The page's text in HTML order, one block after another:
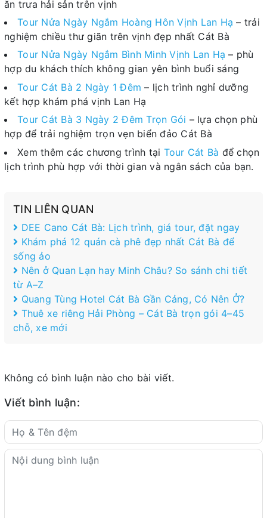
ăn trưa hải sản trên vịnh
Tour Nửa Ngày Ngắm Hoàng Hôn Vịnh Lan Hạ – trải
nghiệm chiều thư giãn trên vịnh đẹp nhất Cát Bà
Tour Nửa Ngày Ngắm Bình Minh Vịnh Lan Hạ – phù
hợp du khách thích không gian yên bình buổi sáng
Tour Cát Bà 2 Ngày 1 Đêm – lịch trình nghỉ dưỡng
kết hợp khám phá vịnh Lan Hạ
Tour Cát Bà 3 Ngày 2 Đêm Trọn Gói – lựa chọn phù
hợp để trải nghiệm trọn vẹn biển đảo Cát Bà
Xem thêm các chương trình tại Tour Cát Bà để chọn
lịch trình phù hợp với thời gian và ngân sách của bạn.
TIN LIÊN QUAN
DEE Cano Cát Bà: Lịch trình, giá tour, đặt ngay
Khám phá 12 quán cà phê đẹp nhất Cát Bà để
sống ảo
Nên ở Quan Lạn hay Minh Châu? So sánh chi tiết
từ A–Z
Quang Tùng Hotel Cát Bà Gần Cảng, Có Nên Ở?
Thuê xe riêng Hải Phòng – Cát Bà trọn gói 4–45
chỗ, xe mới
Không có bình luận nào cho bài viết.
Viết bình luận: